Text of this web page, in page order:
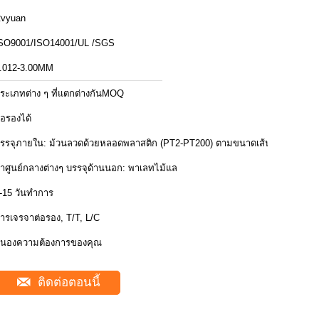
ISO14001/UL /SGS
3.00MM
ะเภทต่าง ๆ ที่แตกต่างกันMOQ
รองได้
รจุภายใน: ม้วนลวดด้วยหลอดพลาสติก (PT2-PT200) ตามขนาดเส้น
ศูนย์กลางต่างๆ บรรจุด้านนอก: พาเลทไม้แล
15 วันทำการ
รเจรจาต่อรอง, T/T, L/C
องความต้องการของคุณ
ติดต่อตอนนี้